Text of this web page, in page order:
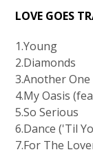
LOVE GOES
1.Young
2.Diamonds
3.Another One
4.My Oasis
5.So Serious
6.Dance ('Til
7.For The